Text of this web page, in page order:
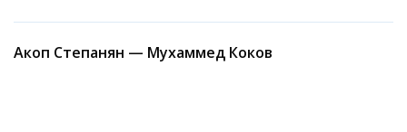
Акоп Степанян — Мухаммед Коков